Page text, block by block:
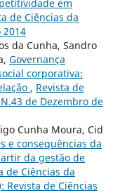
em
de Ciências da
2014
da Cunha, Sandro
Governança
corporativa:
, Revista de
de Dezembro de
Cunha Moura, Cid
e consequências da
da gestão de
de Ciências da
Revista de Ciências